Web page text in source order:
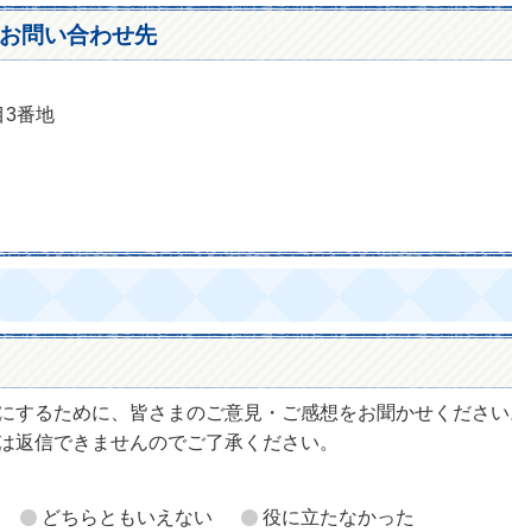
問い合わせ先
3番地
するために、皆さまのご意見・ご感想をお聞かせくださ
返信できませんのでご了承ください。
どちらともいえない 役に立たなかった